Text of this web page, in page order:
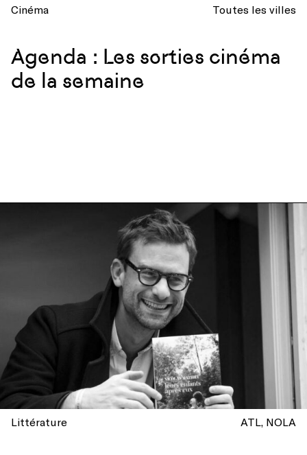
Cinéma Toutes les villes
Agenda : Les sorties cinéma
de la semaine
Littérature ATL NOLA